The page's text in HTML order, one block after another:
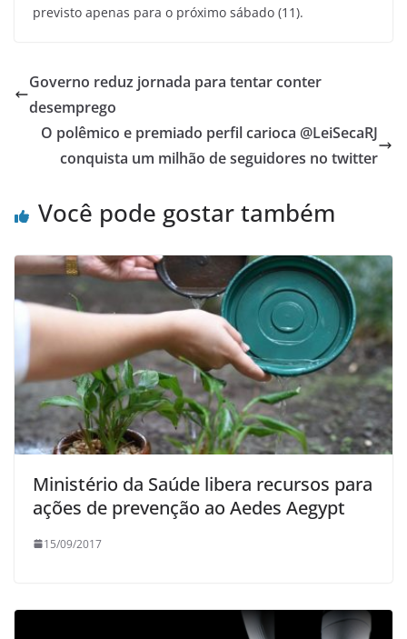
previsto apenas para o próximo sábado (11).
Governo reduz jornada para tentar conter
desemprego
O polêmico e premiado perfil carioca @LeiSecaRJ
conquista um milhão de seguidores no twitter
Você pode gostar também
Ministério da Saúde libera recursos para
ações de prevenção ao Aedes Aegypt
15/09/2017